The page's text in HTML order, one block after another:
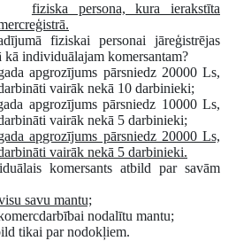
fiziska persona, kura ierakstīta
fiziskai personai jāreģistrējas
kā individuālajam komersantam?
apgrozījums pārsniedz 20000 Ls,
vairāk nekā 10 darbinieki;
apgrozījums pārsniedz 10000 Ls,
vairāk nekā 5 darbinieki;
apgrozījums pārsniedz 20000 Ls,
vairāk nekā 5 darbinieki.
komersants atbild par savām
savu mantu;
nodalītu mantu;
tikai par nodokļiem.